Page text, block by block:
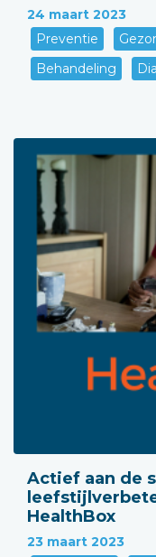
24 maart 2023
Preventie
Behandeling
Actief aan de
HealthBox
23 maart 2023